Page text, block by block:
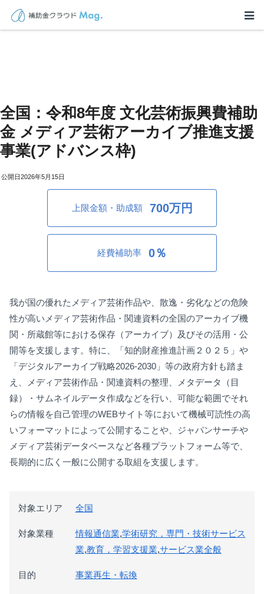
全国：令和8年度 文化芸術振興費補助
金 メディア芸術アーカイブ推進支援
事業(アドバンス枠)
2026年5月15日
上限金額・助成額 700万円
経費補助率 0％
我が国の優れたメディア芸術作品や、散逸・劣化などの危険
性が高いメディア芸術作品・関連資料の全国のアーカイブ機
関・所蔵館等における保存（アーカイブ）及びその活用・公
開等を支援します。特に、「知的財産推進計画２０２５」や
「デジタルアーカイブ戦略2026-2030」等の政府方針も踏ま
え、メディア芸術作品・関連資料の整理、メタデータ（目
録）・サムネイルデータ作成などを行い、可能な範囲でそれ
らの情報を自己管理のWEBサイト等において機械可読性の高
いフォーマットによって公開することや、ジャパンサーチや
メディア芸術データベースなど各種プラットフォーム等で、
長期的に広く一般に公開する取組を支援します。
対象エリア 全国
対象業種 情報通信業,学術研究，専門・技術サービス
業,教育，学習支援業,サービス業全般
目的 事業再生・転換